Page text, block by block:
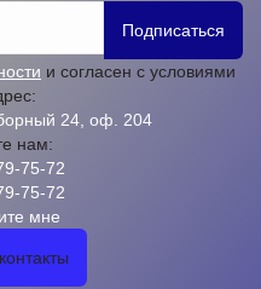
Подписаться
и согласен с условиями
24, оф. 204
нам:
75-72
75-72
мне